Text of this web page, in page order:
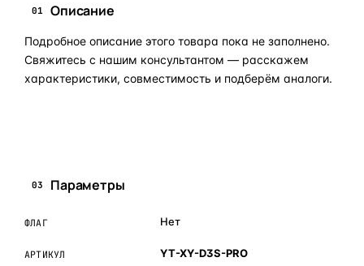
01 Описание
Подробное описание этого товара пока не заполнено.
Свяжитесь с нашим консультантом — расскажем
характеристики, совместимость и подберём аналоги.
03 Параметры
ФЛАГ Нет
АРТИКУЛ YT-XY-D3S-PRO